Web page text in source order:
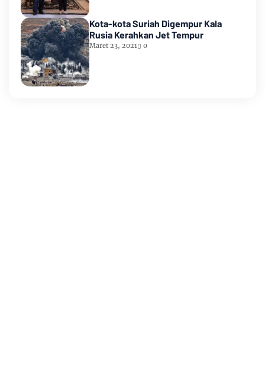
Kota-kota Suriah Digempur Kala
Rusia Kerahkan Jet Tempur
Maret 23, 2021 0